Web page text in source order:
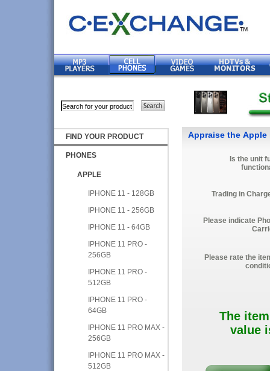
FIND YOUR PRODUCT
PHONES
APPLE
IPHONE 11 - 128GB
IPHONE 11 - 256GB
IPHONE 11 - 64GB
IPHONE 11 PRO -
256GB
IPHONE 11 PRO -
512GB
IPHONE 11 PRO -
64GB
IPHONE 11 PRO MAX -
256GB
IPHONE 11 PRO MAX -
512GB
Appraise the Apple
Is the unit
Trading in
Please indicate
Please rate the
The
value